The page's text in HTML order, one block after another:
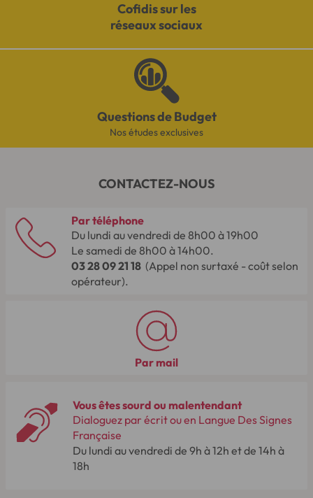
Cofidis sur les
réseaux sociaux
Questions de Budget
Nos études exclusives
CONTACTEZ-NOUS
Par téléphone
Du lundi au vendredi de 8h00 à 19h00
Le samedi de 8h00 à 14h00.
03 28 09 21 18 (Appel non surtaxé - coût selon
opérateur).
Par mail
Vous êtes sourd ou malentendant
Dialoguez par écrit ou en Langue Des Signes
Française
Du lundi au vendredi de 9h à 12h et de 14h à
18h